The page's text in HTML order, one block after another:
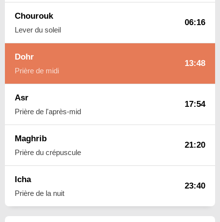
Chourouk
Lever du soleil
06:16
Dohr
Prière de midi
13:48
Asr
Prière de l'après-mid
17:54
Maghrib
Prière du crépuscule
21:20
Icha
Prière de la nuit
23:40